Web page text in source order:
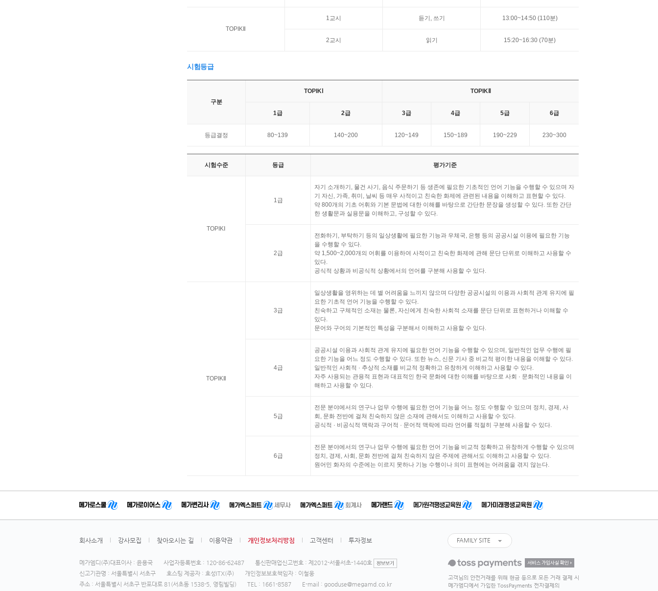
TOPIKⅡ
1교시 듣기, 쓰기 13:00~14:50 (110분)
2교시 읽기 15:20~16:30 (70분)
시험등급
구분
TOPIKⅠ TOPIKⅡ
1급 2급 3급 4급 5급 6급
등급결정 80~139 140~200 120~149 150~189 190~229 230~300
시험수준 등급 평가기준
TOPIKⅠ
1급
자기 소개하기, 물건 사기, 음식 주문하기 등 생존에 필요한 기초적인 언어 기능을 수행할 수 있으며 자
기 자신, 가족, 취미, 날씨 등 매우 사적이고 친숙한 화제에 관련된 내용을 이해하고 표현할 수 있다.
약 800개의 기초 어휘와 기본 문법에 대한 이해를 바탕으로 간단한 문장을 생성할 수 있다. 또한 간단
한 생활문과 실용문을 이해하고, 구성할 수 있다.
2급
전화하기, 부탁하기 등의 일상생활에 필요한 기능과 우체국, 은행 등의 공공시설 이용에 필요한 기능
을 수행할 수 있다.
약 1,500~2,000개의 어휘를 이용하여 사적이고 친숙한 화제에 관해 문단 단위로 이해하고 사용할 수
있다.
공식적 상황과 비공식적 상황에서의 언어를 구분해 사용할 수 있다.
TOPIKⅡ
3급
일상생활을 영위하는 데 별 어려움을 느끼지 않으며 다양한 공공시설의 이용과 사회적 관계 유지에 필
요한 기초적 언어 기능을 수행할 수 있다.
친숙하고 구체적인 소재는 물론, 자신에게 친숙한 사회적 소재를 문단 단위로 표현하거나 이해할 수
있다.
문어와 구어의 기본적인 특성을 구분해서 이해하고 사용할 수 있다.
4급
공공시설 이용과 사회적 관계 유지에 필요한 언어 기능을 수행할 수 있으며, 일반적인 업무 수행에 필
요한 기능을 어느 정도 수행할 수 있다. 또한 뉴스, 신문 기사 중 비교적 평이한 내용을 이해할 수 있다.
일반적인 사회적 · 추상적 소재를 비교적 정확하고 유창하게 이해하고 사용할 수 있다.
자주 사용되는 관용적 표현과 대표적인 한국 문화에 대한 이해를 바탕으로 사회 · 문화적인 내용을 이
해하고 사용할 수 있다.
5급
전문 분야에서의 연구나 업무 수행에 필요한 언어 기능을 어느 정도 수행할 수 있으며 정치, 경제, 사
회, 문화 전반에 걸쳐 친숙하지 않은 소재에 관해서도 이해하고 사용할 수 있다.
공식적 · 비공식적 맥락과 구어적 · 문어적 맥락에 따라 언어를 적절히 구분해 사용할 수 있다.
6급
전문 분야에서의 연구나 업무 수행에 필요한 언어 기능을 비교적 정확하고 유창하게 수행할 수 있으며
정치, 경제, 사회, 문화 전반에 걸쳐 친숙하지 않은 주제에 관해서도 이해하고 사용할 수 있다.
원어민 화자의 수준에는 이르지 못하나 기능 수행이나 의미 표현에는 어려움을 겪지 않는다.
회사소개 강사모집 찾아오시는 길 이용약관 개인정보처리방침 고객센터 투자정보 FAMILY SITE
메가엠디(주)대표이사 : 윤용국 사업자등록번호 : 120-86-62487
통신판매업신고번호 : 제2012-서울서초-1440호
신고기관명 : 서울특별시 서초구
호스팅 제공자 : 효성ITX(주)
개인정보보호책임자 : 이철웅
주소 : 서울특별시 서초구 반포대로 81(서초동 1538-5, 영림빌딩)
TEL : 1661-8587 E-mail : gooduse@megamd.co.kr